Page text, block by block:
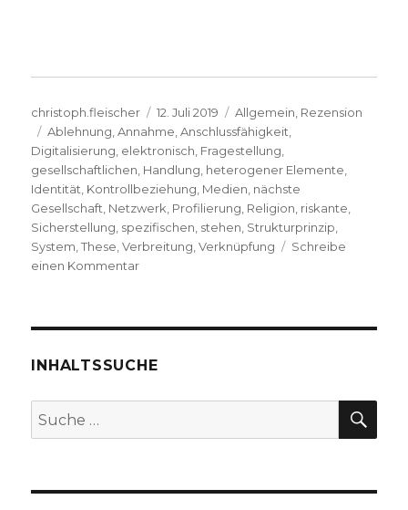
Autor
christoph.fleischer
Veröffentlicht
am
12. Juli 2019 Kategorien
Allgemein Rezension
Schlagwörter
Ablehnung ,Annahme ,Anschlussfähigkeit
Digitalisierung elektronisch Fragestellung
gesellschaftlichen Handlung heterogener Elemente
Identität Kontrollbeziehung Medien nächste
Gesellschaft Netzwerk Profilierung Religion riskante
Sicherstellung spezifischen stehen Strukturprinzip
System ,These ,Verbreitung ,Verknüpfung
Schreibe
einen Kommentarzu
Christoph
Welver
INHALTSSUCHE
Suche
nach: